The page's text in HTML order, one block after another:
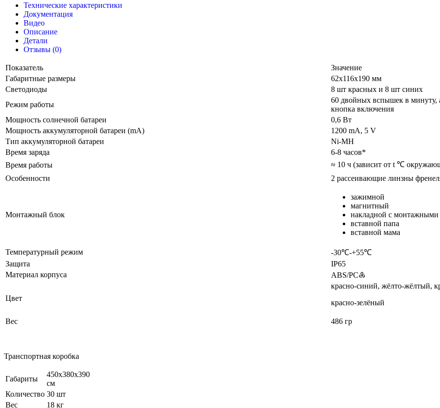
Технические характеристики
Документация
Видео
Описание
Детали
Отзывы (0)
Показатель
Значение
Габаритные размеры
62х116х190 мм
Светодиоды
8 шт красных и 8 шт синих
Режим работы
60 двойных вспышек в минуту,
кнопка включения
Мощность солнечной батареи
0,6 Вт
Мощность аккумуляторной батареи (mA)
1200 mA, 5 V
Тип аккумуляторной батареи
Ni-MH
Время заряда
6-8 часов*
Время работы
≈ 10 ч (зависит от t ℃
Особенности
2 рассеивающие линзны
Монтажный блок
зажимной
магнитный
накладной с монтажными
вставной папа
вставной мама
Температурный режим
-30℃-+55℃
Защита
IP65
Материал корпуса
ABS/PC♶
Цвет
красно-синий, жёлто-жёлтый,
красно-зелёный
Вес 486 гр
Транспортная коробка
Габариты
450х380х390
см
Количество 30 шт
Вес
18 кг